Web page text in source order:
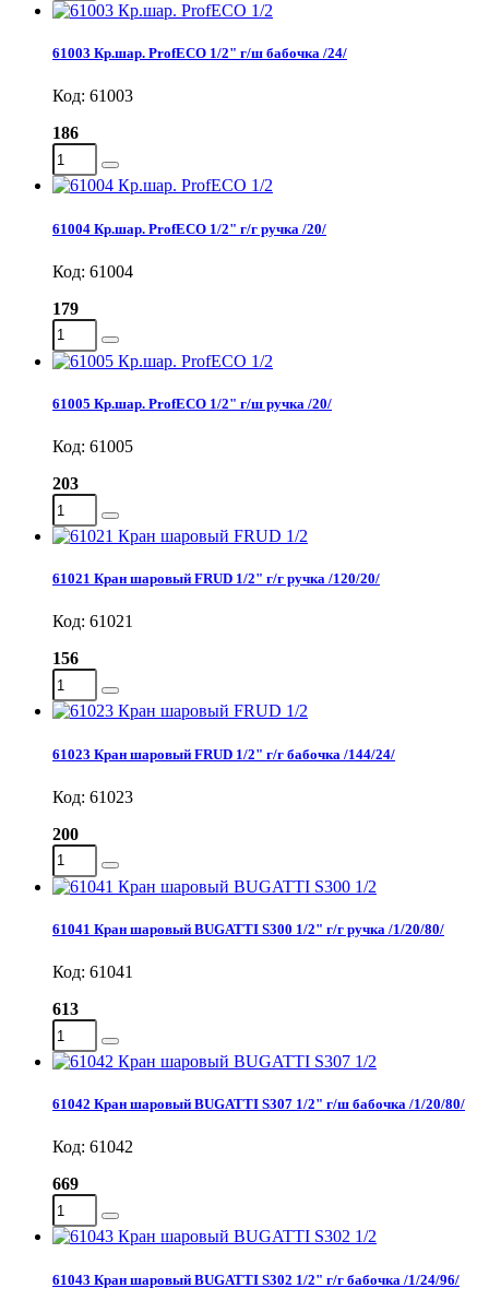
61003 Кр.шар. ProfECO 1/2" г/ш бабочка /24/
Код: 61003
186
61004 Кр.шар. ProfECO 1/2" г/г ручка /20/
Код: 61004
179
61005 Кр.шар. ProfECO 1/2" г/ш ручка /20/
Код: 61005
203
61021 Кран шаровый FRUD 1/2" г/г ручка /120/20/
Код: 61021
156
61023 Кран шаровый FRUD 1/2" г/г бабочка /144/24/
Код: 61023
200
61041 Кран шаровый BUGATTI S300 1/2" г/г ручка /1/20/80/
Код: 61041
613
61042 Кран шаровый BUGATTI S307 1/2" г/ш бабочка /1/20/80/
Код: 61042
669
61043 Кран шаровый BUGATTI S302 1/2" г/г бабочка /1/24/96/